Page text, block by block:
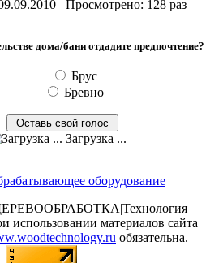
Просмотрено: 128 раз
дома/бани отдадите предпочтение?
Брус
Бревно
Загрузка ...
оборудование
использовании материалов сайта
обязательна.